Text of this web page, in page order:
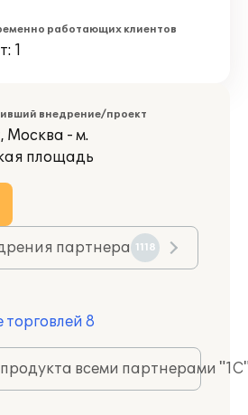
работающих клиентов
1
внедрение/проект
Москва - м.
площадь
партнера 1118
8
всеми партнерами